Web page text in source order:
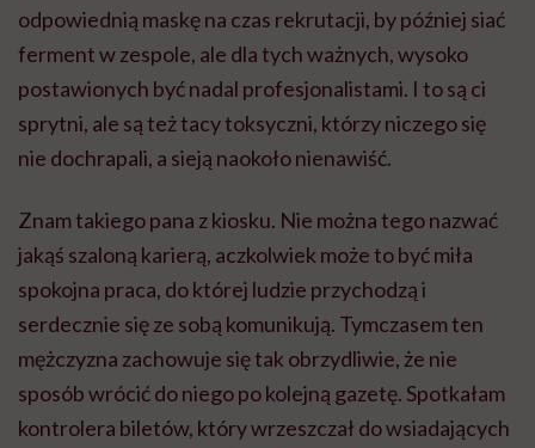
odpowiednią maskę na czas rekrutacji, by później siać
ferment w zespole, ale dla tych ważnych, wysoko
postawionych być nadal profesjonalistami. I to są ci
sprytni, ale są też tacy toksyczni, którzy niczego się
nie dochrapali, a sieją naokoło nienawiść.
Znam takiego pana z kiosku. Nie można tego nazwać
jakąś szaloną karierą, aczkolwiek może to być miła
spokojna praca, do której ludzie przychodzą i
serdecznie się ze sobą komunikują. Tymczasem ten
mężczyzna zachowuje się tak obrzydliwie, że nie
sposób wrócić do niego po kolejną gazetę. Spotkałam
kontrolera biletów, który wrzeszczał do wsiadających